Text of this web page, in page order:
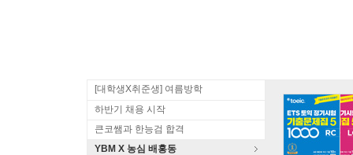
[대학생X취준생] 여름방학
하반기 채용 시작
큰코쌤과 한능검 합격
YBM X 농심 배홍동